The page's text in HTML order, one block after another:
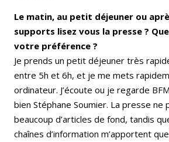
Le matin, au petit déjeuner ou
supports lisez vous la presse ?
votre préférence ?
Je prends un petit déjeuner très
entre 5h et 6h, et je me mets
ordinateur. J’écoute ou je regarde
bien Stéphane Soumier. La presse ne
beaucoup d’articles de fond, tandis
chaînes d’information m’apportent